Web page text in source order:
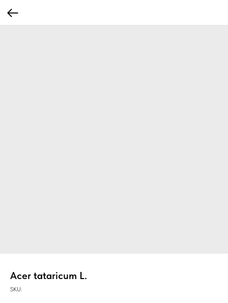
Acer tataricum L.
SKU: